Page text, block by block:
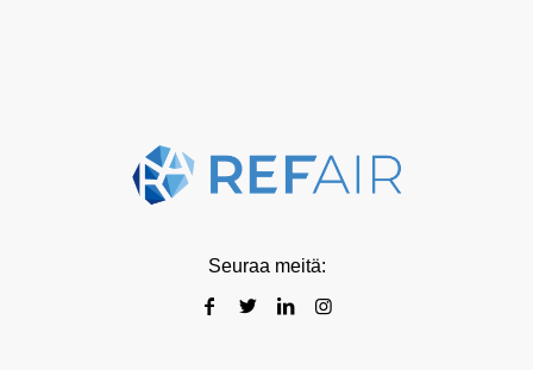
Seuraa meitä: